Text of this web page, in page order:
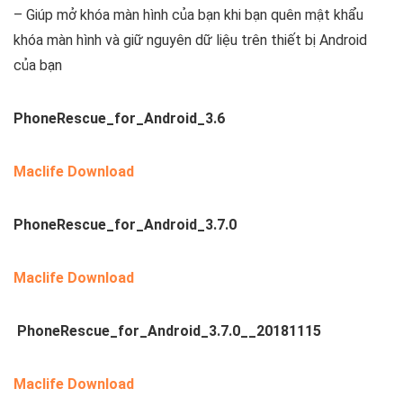
– Giúp mở khóa màn hình của bạn khi bạn quên mật khẩu
khóa màn hình và giữ nguyên dữ liệu trên thiết bị Android
của bạn
PhoneRescue_for_Android_3.6
Maclife Download
PhoneRescue_for_Android_3.7.0
Maclife Download
PhoneRescue_for_Android_3.7.0__20181115
Maclife Download